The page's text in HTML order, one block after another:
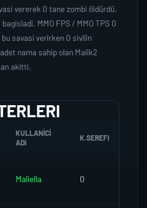
vererek 0 tane zombi öldürdü.
MMO FPS / MMO TPS 0
savasi verirken 0 sivilin
nama sahip olan Malik2
akitti.
KULLANICI
ADI
K.SEREFI
Maliella 0